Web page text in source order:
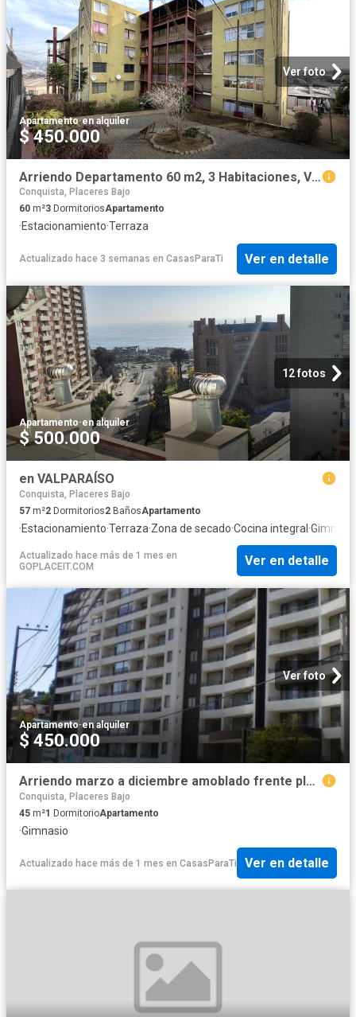
Ver foto
Apartamento·en alquiler
$ 450.000
Arriendo Departamento 60 m2, 3 Habitaciones, Viña del Mar
Conquista, Placeres Bajo
60 m²3 DormitoriosApartamento
·Estacionamiento·Terraza
Actualizado hace 3 semanas en CasasParaTi Ver en detalle
12 fotos
Apartamento·en alquiler
$ 500.000
en VALPARAÍSO
Conquista, Placeres Bajo
57 m²2 Dormitorios2 BañosApartamento
·Estacionamiento·Terraza·Zona de secado·Cocina integral ·
Actualizado hace más de 1 mes en
GOPLACEIT.COM
Ver en detalle
Ver foto
Apartamento·en alquiler
$ 450.000
Arriendo marzo a diciembre amoblado frente playa Portales
Conquista, Placeres Bajo
45 m²1 DormitorioApartamento
·Gimnasio
Actualizado hace más de 1 mes en CasasParaTi Ver en detalle